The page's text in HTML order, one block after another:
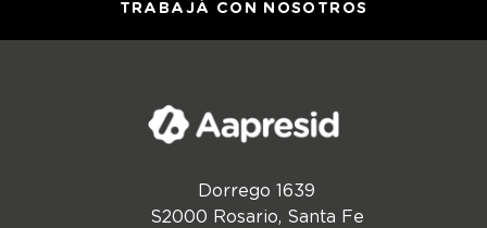
TRABAJÁ CON NOSOTROS
Dorrego 1639
S2000 Rosario, Santa Fe